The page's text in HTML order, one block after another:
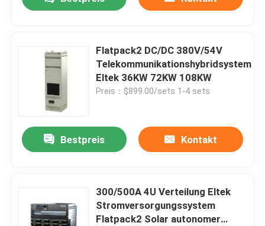
Flatpack2 DC/DC 380V/54V
Telekommunikationshybridsystem
Eltek 36KW 72KW 108KW
Preis：$899.00/sets 1-4 sets
Bestpreis Kontakt
300/500A 4U Verteilung Eltek
Stromversorgungssystem
Flatpack2 Solar autonomer